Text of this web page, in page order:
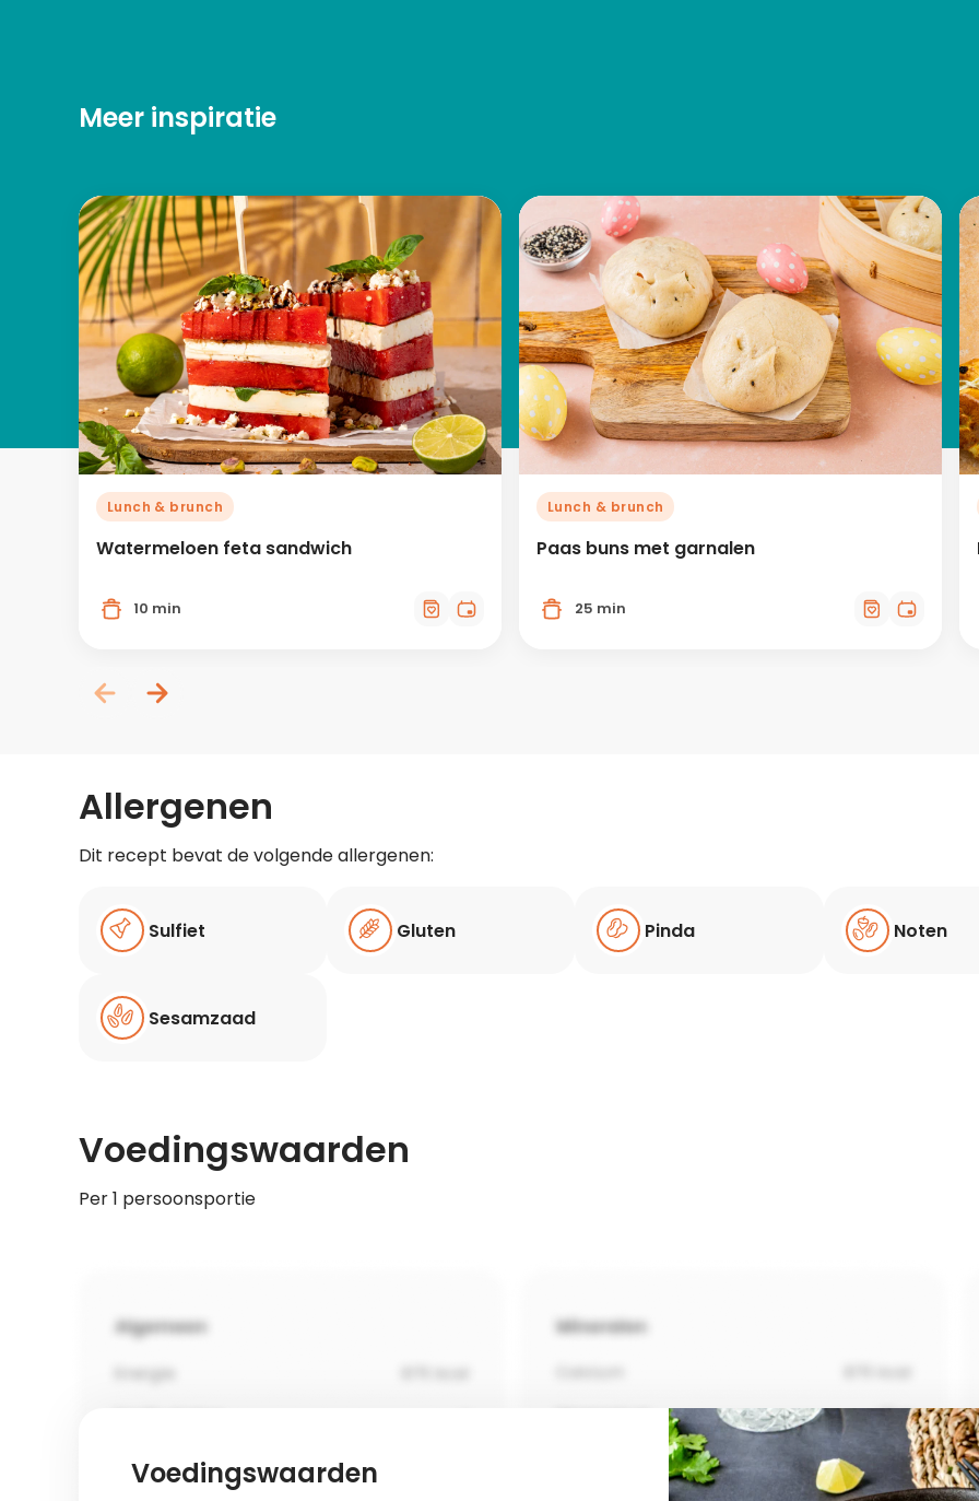
Meer inspiratie
Lunch & brunch
Watermeloen feta sandwich
10 min
Lunch & brunch
Paas buns met garnalen
25 min
Allergenen
Dit recept bevat de volgende allergenen:
Sulfiet Gluten Pinda Noten
Sesamzaad
Voedingswaarden
Per 1 persoonsportie
Voedingswaarden